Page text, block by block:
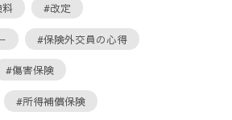
料 #改定
#保険外交員の心得
#傷害保険
#所得補償保険